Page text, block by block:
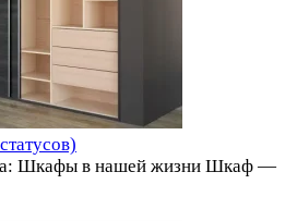
Шкафы в нашей жизни Шкаф —